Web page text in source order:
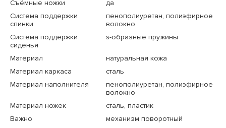
Съёмные ножки
да
Система поддержки
спинки
пенополиуретан, полиэфирное
волокно
Система поддержки
сиденья
s-образные пружины
Материал
натуральная кожа
Материал каркаса
сталь
Материал наполнителя
пенополиуретан, полиэфирное
волокно
Материал ножек
сталь, пластик
Важно
механизм поворотный